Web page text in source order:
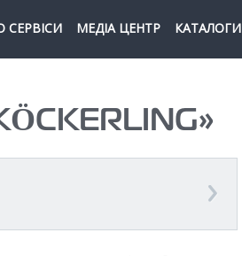
СЕРВІСИ МЕДІА ЦЕНТР КАТАЛОГИ